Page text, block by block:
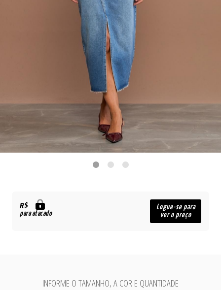
R$
para atacado
Logue-se para
ver o preço
INFORME O TAMANHO, A COR E QUANTIDADE